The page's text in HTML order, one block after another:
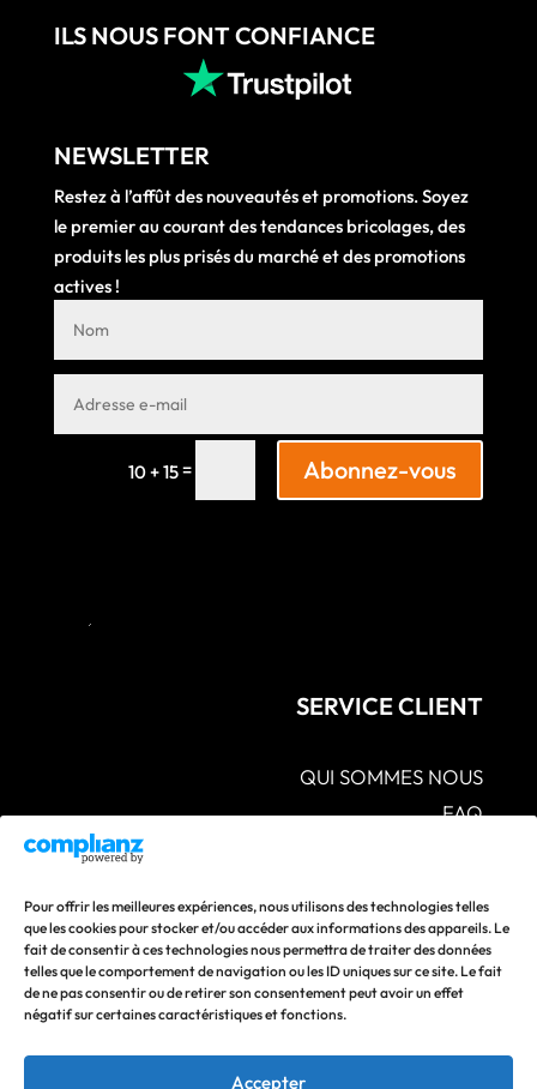
Pour offrir les meilleures expériences, nous utilisons des technologies telles
que les cookies pour stocker et/ou accéder aux informations des appareils. Le
fait de consentir à ces technologies nous permettra de traiter des données
telles que le comportement de navigation ou les ID uniques sur ce site. Le fait
de ne pas consentir ou de retirer son consentement peut avoir un effet
négatif sur certaines caractéristiques et fonctions.
Accepter
ILS NOUS FONT CONFIANCE
NEWSLETTER
Restez à l’affût des nouveautés et promotions. Soyez
le premier au courant des tendances bricolages, des
produits les plus prisés du marché et des promotions
actives !
10 + 15= Abonnez-vous
SERVICE CLIENT
QUI SOMMES NOUS
FAQ
CGV – POLITIQUES DE CONFIDENTIALITÉ –
S.A.V POLITIQUE DE RETOUR ET DE
REMBOURSEMENT
CONTACTEZ-NOUS
Suivez nos actualités en vous abonnant à nos réseaux